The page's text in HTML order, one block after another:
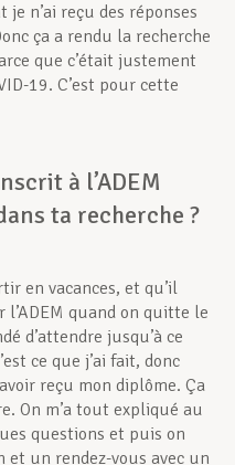
n’ai reçu des réponses
ça a rendu la recherche
que c’était justement
19. C’est pour cette
à l’ADEM
ta recherche ?
en vacances, et qu’il
quand on quitte le
d’attendre jusqu’à ce
ce que j’ai fait, donc
reçu mon diplôme. Ça
On m’a tout expliqué au
questions et puis on
un rendez-vous avec un